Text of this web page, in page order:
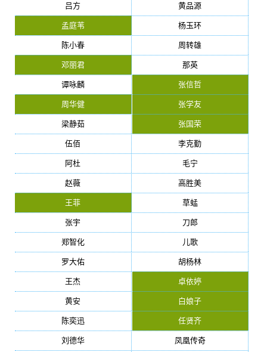
吕方 黄品源
孟庭苇 杨玉环
陈小春 周转雄
邓丽君 那英
谭咏麟 张信哲
周华健 张学友
梁静茹 张国荣
伍佰 李克勤
阿杜 毛宁
赵薇 高胜美
王菲 草蜢
张宇 刀郎
郑智化 儿歌
罗大佑 胡杨林
王杰 卓依婷
黄安 白娘子
陈奕迅 任贤齐
刘德华 凤凰传奇